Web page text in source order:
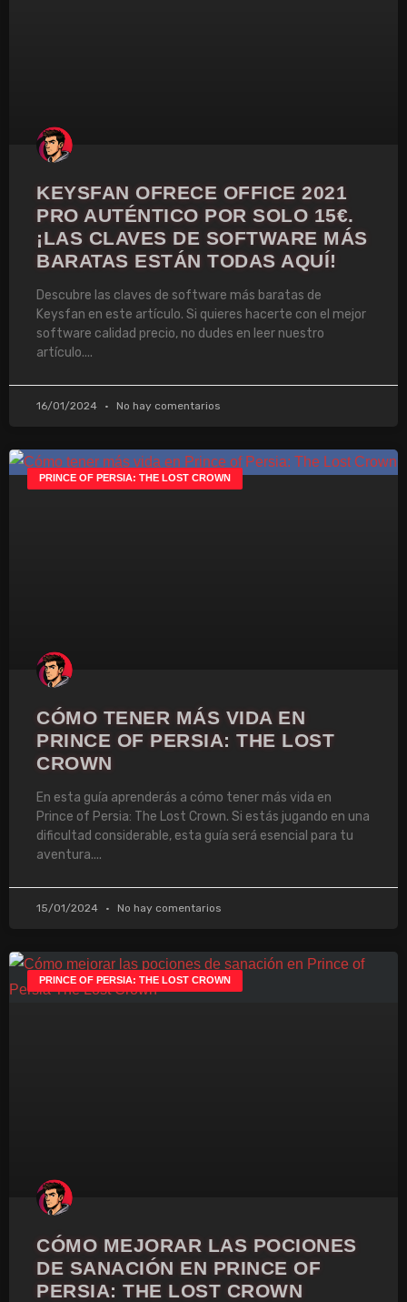
KEYSFAN OFRECE OFFICE 2021
PRO AUTÉNTICO POR SOLO 15€.
¡LAS CLAVES DE SOFTWARE MÁS
BARATAS ESTÁN TODAS AQUÍ!
Descubre las claves de software más baratas de
Keysfan en este artículo. Si quieres hacerte con el mejor
software calidad precio, no dudes en leer nuestro
artículo.
16/01/2024 No hay comentarios
PRINCE OF PERSIA: THE LOST CROWN
CÓMO TENER MÁS VIDA EN
PRINCE OF PERSIA: THE LOST
CROWN
En esta guía aprenderás a cómo tener más vida en
Prince of Persia: The Lost Crown. Si estás jugando en una
dificultad considerable, esta guía será esencial para tu
aventura.
15/01/2024 No hay comentarios
PRINCE OF PERSIA: THE LOST CROWN
CÓMO MEJORAR LAS POCIONES
DE SANACIÓN EN PRINCE OF
PERSIA: THE LOST CROWN